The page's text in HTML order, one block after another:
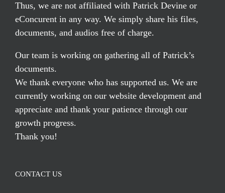
Thus, we are not affiliated with Patrick Devine or
eConcurent in any way. We simply share his files,
documents, and audios free of charge.
Our team is working on gathering all of Patrick’s
documents.
We thank everyone who has supported us. We are
currently working on our website development and
appreciate and thank your patience through our
growth progress.
Thank you!
CONTACT US